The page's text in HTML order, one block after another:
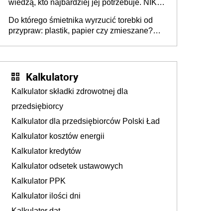
stołecznych
wiedzą, kto najbardziej jej potrzebuje. NIK
Do którego śmietnika wyrzucić torebki od
przypraw: plastik, papier czy zmieszane?
Kalkulatory
Kalkulator składki zdrowotnej dla
przedsiębiorcy
Kalkulator dla przedsiębiorców Polski Ład
Kalkulator kosztów energii
Kalkulator kredytów
Kalkulator odsetek ustawowych
Kalkulator PPK
Kalkulator ilości dni